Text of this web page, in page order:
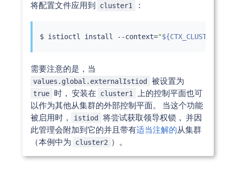
将配置文件应用到 cluster1 ：
$ istioctl install --context="${CTX_CLUSTER1}
需要注意的是，当
values.global.externalIstiod 被设置为
true 时， 安装在 cluster1
上的控制平面也可
以作为其他从集群的外部控制平面。 当这个功能
被启用时，
istiod
将尝试获取领导权锁， 并因
此管理会附加到它的并且带有适当注解的 从集群
（本例中为
cluster2 ）。